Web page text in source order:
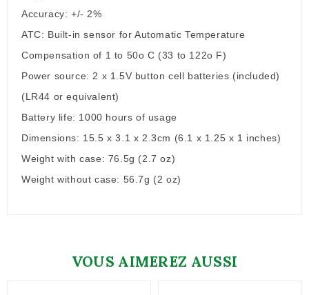
Accuracy: +/- 2%
ATC: Built-in sensor for Automatic Temperature
Compensation of 1 to 50o C (33 to 122o F)
Power source: 2 x 1.5V button cell batteries (included)
(LR44 or equivalent)
Battery life: 1000 hours of usage
Dimensions: 15.5 x 3.1 x 2.3cm (6.1 x 1.25 x 1 inches)
Weight with case: 76.5g (2.7 oz)
Weight without case: 56.7g (2 oz)
VOUS AIMEREZ AUSSI